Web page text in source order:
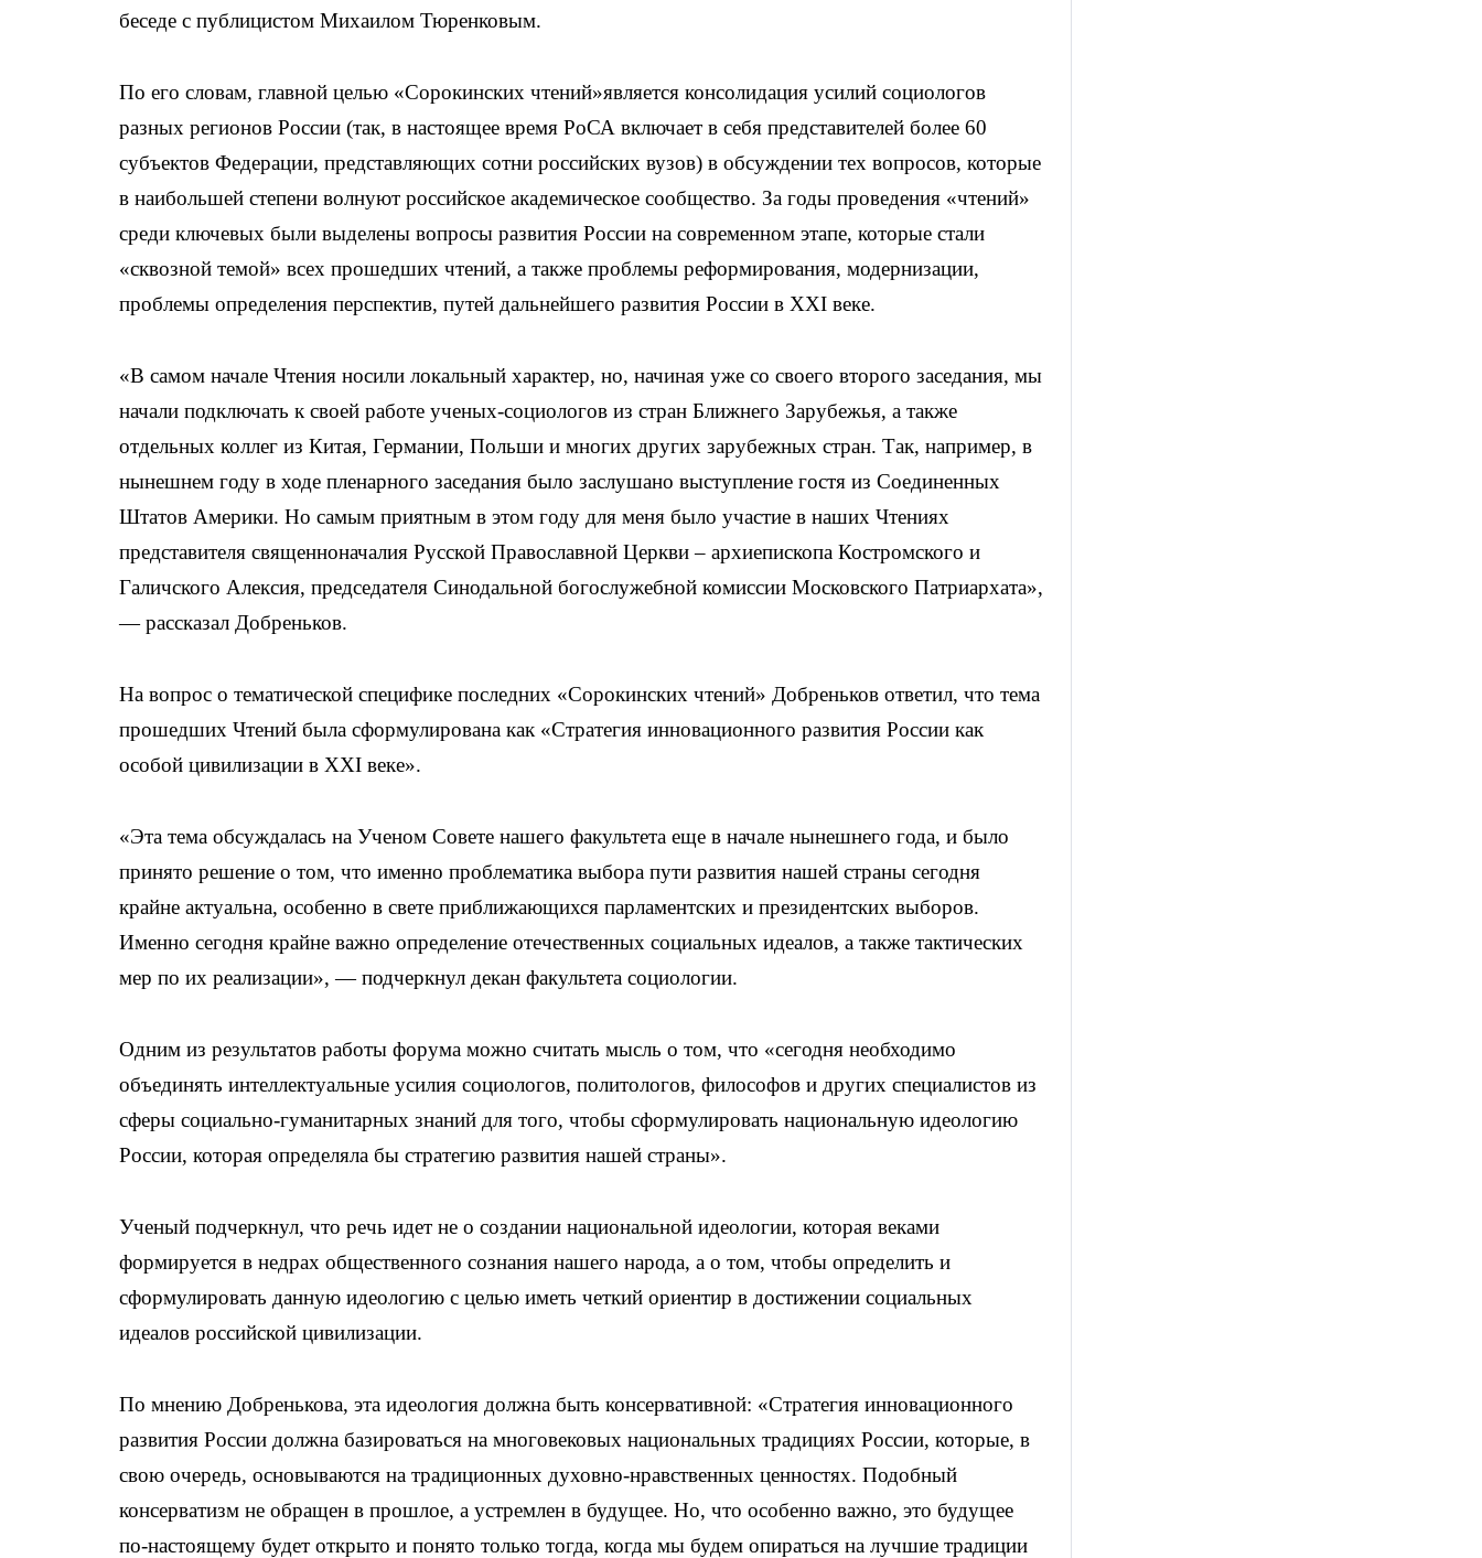
беседе с публицистом Михаилом Тюренковым.
По его словам, главной целью «Сорокинских чтений»является консолидация усилий социологов
разных регионов России (так, в настоящее время РоСА включает в себя представителей более 60
субъектов Федерации, представляющих сотни российских вузов) в обсуждении тех вопросов, которые
в наибольшей степени волнуют российское академическое сообщество. За годы проведения «чтений»
среди ключевых были выделены вопросы развития России на современном этапе, которые стали
«сквозной темой» всех прошедших чтений, а также проблемы реформирования, модернизации,
проблемы определения перспектив, путей дальнейшего развития России в XXI веке.
«В самом начале Чтения носили локальный характер, но, начиная уже со своего второго заседания, мы
начали подключать к своей работе ученых-социологов из стран Ближнего Зарубежья, а также
отдельных коллег из Китая, Германии, Польши и многих других зарубежных стран. Так, например, в
нынешнем году в ходе пленарного заседания было заслушано выступление гостя из Соединенных
Штатов Америки. Но самым приятным в этом году для меня было участие в наших Чтениях
представителя священноначалия Русской Православной Церкви – архиепископа Костромского и
Галичского Алексия, председателя Синодальной богослужебной комиссии Московского Патриархата»,
— рассказал Добреньков.
На вопрос о тематической специфике последних «Сорокинских чтений» Добреньков ответил, что тема
прошедших Чтений была сформулирована как «Стратегия инновационного развития России как
особой цивилизации в XXI веке».
«Эта тема обсуждалась на Ученом Совете нашего факультета еще в начале нынешнего года, и было
принято решение о том, что именно проблематика выбора пути развития нашей страны сегодня
крайне актуальна, особенно в свете приближающихся парламентских и президентских выборов.
Именно сегодня крайне важно определение отечественных социальных идеалов, а также тактических
мер по их реализации», — подчеркнул декан факультета социологии.
Одним из результатов работы форума можно считать мысль о том, что «сегодня необходимо
объединять интеллектуальные усилия социологов, политологов, философов и других специалистов из
сферы социально-гуманитарных знаний для того, чтобы сформулировать национальную идеологию
России, которая определяла бы стратегию развития нашей страны».
Ученый подчеркнул, что речь идет не о создании национальной идеологии, которая веками
формируется в недрах общественного сознания нашего народа, а о том, чтобы определить и
сформулировать данную идеологию с целью иметь четкий ориентир в достижении социальных
идеалов российской цивилизации.
По мнению Добренькова, эта идеология должна быть консервативной: «Стратегия инновационного
развития России должна базироваться на многовековых национальных традициях России, которые, в
свою очередь, основываются на традиционных духовно-нравственных ценностях. Подобный
консерватизм не обращен в прошлое, а устремлен в будущее. Но, что особенно важно, это будущее
по-настоящему будет открыто и понято только тогда, когда мы будем опираться на лучшие традиции